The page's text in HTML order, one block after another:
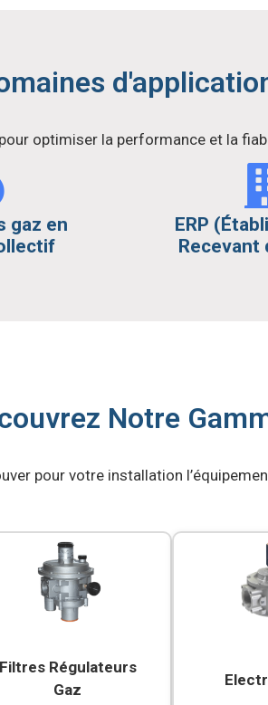
optimiser la performance et la
gaz en
ERP
Recevant
Notre
pour votre installation
Filtres Régulateurs
Gaz